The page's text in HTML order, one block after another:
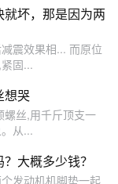
坏，那是因为两
震效果相... 而原位
固...
想哭
螺丝,用千斤顶支一
从...
大概多少钱？
发动机机脚垫一起